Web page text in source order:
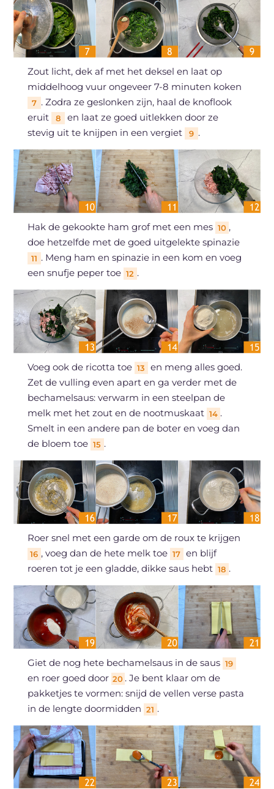
Zout licht, dek af met het deksel en laat op
middelhoog vuur ongeveer 7-8 minuten koken
7 . Zodra ze geslonken zijn, haal de knoflook
eruit
8
en laat ze goed uitlekken door ze
stevig uit te knijpen in een vergiet
9 .
Hak de gekookte ham grof met een mes 10 ,
doe hetzelfde met de goed uitgelekte spinazie
11 . Meng ham en spinazie in een kom en voeg
een snufje peper toe 12 .
Voeg ook de ricotta toe 13
en meng alles goed.
Zet de vulling even apart en ga verder met de
bechamelsaus: verwarm in een steelpan de
melk met het zout en de nootmuskaat 14 .
Smelt in een andere pan de boter en voeg dan
de bloem toe 15 .
Roer snel met een garde om de roux te krijgen
16 , voeg dan de hete melk toe 17 en blijf
roeren tot je een gladde, dikke saus hebt 18 .
Giet de nog hete bechamelsaus in de saus 19
en roer goed door 20 . Je bent klaar om de
pakketjes te vormen: snijd de vellen verse pasta
in de lengte doormidden 21 .